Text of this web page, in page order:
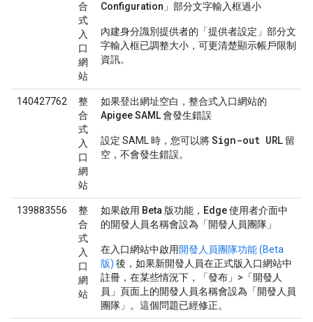
合
式
入
口
網
站
Configuration」部分文字輸入框過小
內建身分識別提供者的「提供者設定」部分文
字輸入框已調整大小，可更清楚顯示帳戶限制
資訊。
140427762
整
合
式
入
口
網
站
如果登出網址空白，整合式入口網站的
Apigee SAML 會發生錯誤
設定 SAML 時，您可以將Sign-out URL 留
空，不會發生錯誤。
139883556
整
合
式
入
口
網
站
如果啟用 Beta 版功能，Edge 使用者介面中
的開發人員名稱會設為「開發人員團隊」
在入口網站中啟用開發人員團隊功能 (Beta
版) 後，如果新開發人員在正式版入口網站中
註冊，在某些情況下，「發布」>「開發人
員」頁面上的開發人員名稱會設為「開發人員
團隊」。這個問題已經修正。